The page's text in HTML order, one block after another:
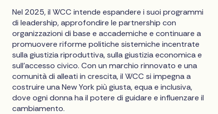
Nel 2025, il WCC intende espandere i suoi programmi
di leadership, approfondire le partnership con
organizzazioni di base e accademiche e continuare a
promuovere riforme politiche sistemiche incentrate
sulla giustizia riproduttiva, sulla giustizia economica e
sull'accesso civico. Con un marchio rinnovato e una
comunità di alleati in crescita, il WCC si impegna a
costruire una New York più giusta, equa e inclusiva,
dove ogni donna ha il potere di guidare e influenzare il
cambiamento.